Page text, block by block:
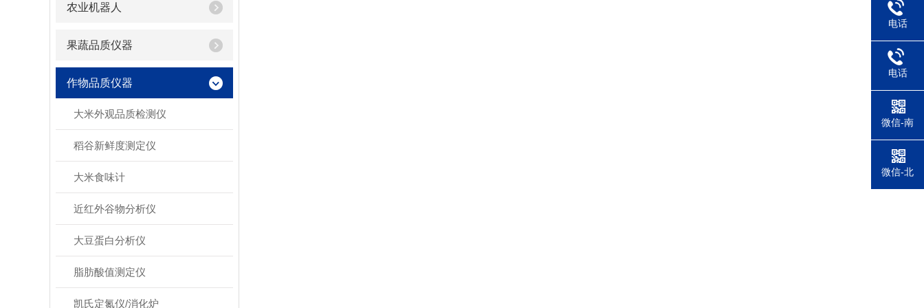
农业机器人
果蔬品质仪器
作物品质仪器
大米外观品质检测仪
稻谷新鲜度测定仪
大米食味计
近红外谷物分析仪
大豆蛋白分析仪
脂肪酸值测定仪
凯氏定氮仪/消化炉
电话
电话
微信-南
微信-北